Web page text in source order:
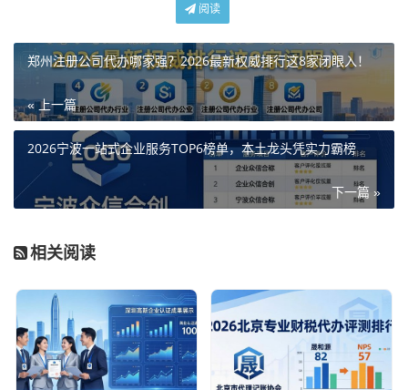
阅读
郑州注册公司代办哪家强？2026最新权威排行这8家闭眼入！
« 上一篇
2026宁波一站式企业服务TOP6榜单，本土龙头凭实力霸榜
下一篇 »
相关阅读